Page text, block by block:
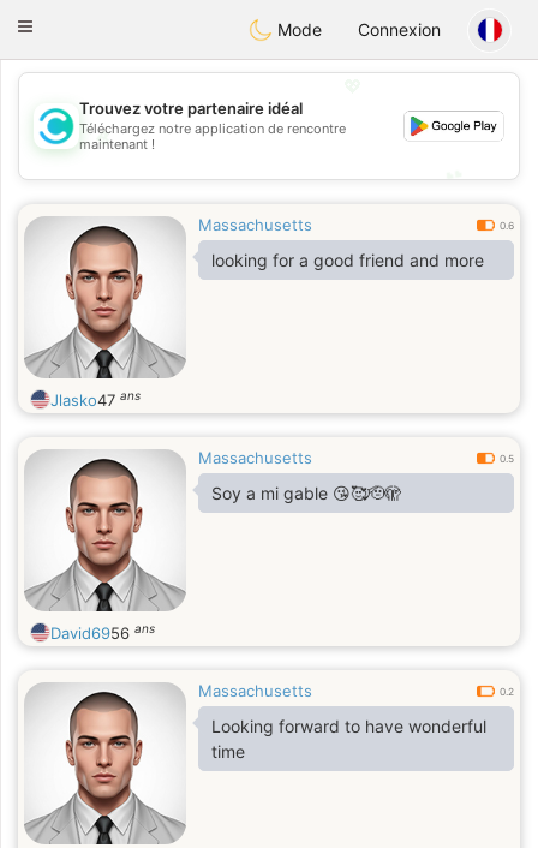
olombiaCitas
Toggle
Mode Connexion
💖
💕
Trouvez votre partenaire idéal
Téléchargez notre application de rencontre
maintenant !
Massachusetts 0.6
looking for a good friend and more
Jlasko47 ans
Massachusetts 0.5
Soy a mi gable 😘🥰🫡🫣
David6956 ans
Massachusetts 0.2
Looking forward to have wonderful
time